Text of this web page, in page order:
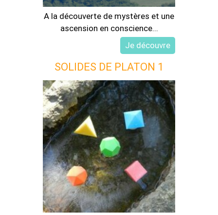
A la découverte de mystères et une
ascension en conscience...
SOLIDES DE PLATON 1